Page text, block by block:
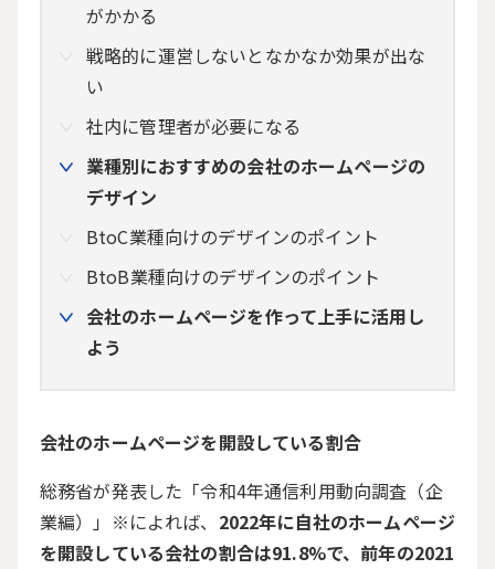
がかかる
戦略的に運営しないとなかなか効果が出な
い
社内に管理者が必要になる
業種別におすすめの会社のホームページの
デザイン
BtoC業種向けのデザインのポイント
BtoB業種向けのデザインのポイント
会社のホームページを作って上手に活用し
よう
会社のホームページを開設している割合
総務省が発表した「令和4年通信利用動向調査（企
業編）
」※によれば、 2022年に自社のホームページ
を開設している会社の割合は91.8%で、前年の2021